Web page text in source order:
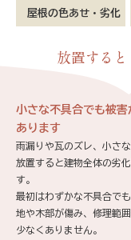
屋根の色あせ・劣化
放置すると
小さな不具合でも被
あります
雨漏りや瓦のズレ、小さ
放置すると建物全体の劣
す。
最初はわずかな不具合で
地や木部が傷み、修理範
少なくありません。